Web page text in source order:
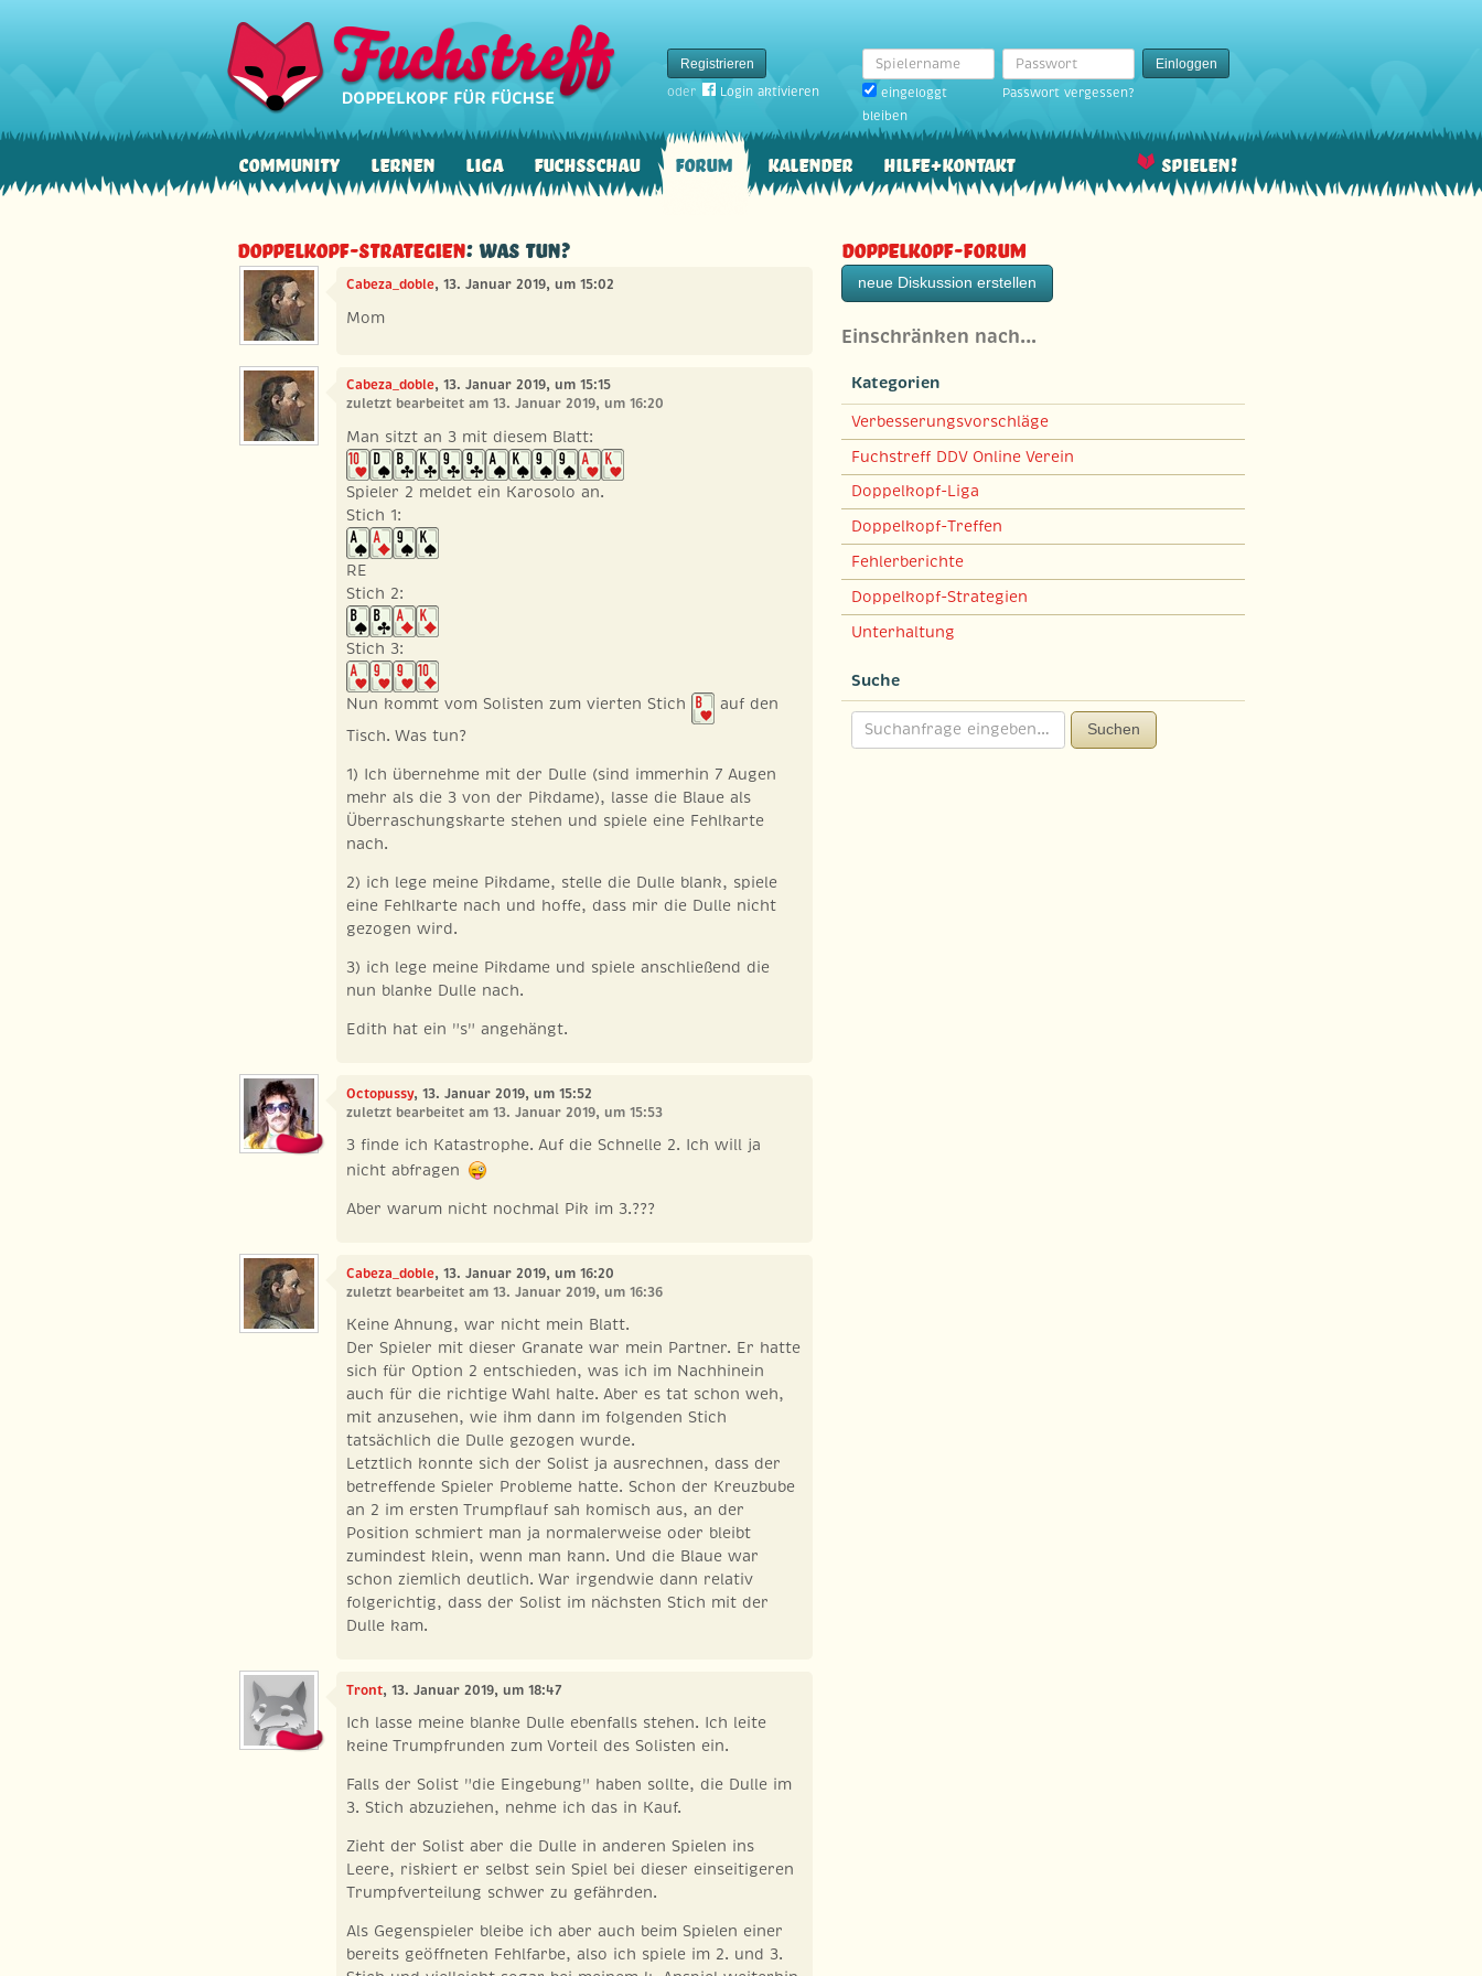
Registrieren
oder
Login aktivieren
Spielername
eingeloggt
bleiben
Passwort
Einloggen
Passwort vergessen?
Community Lernen Liga Fuchsschau Forum Kalender Hilfe+Kontakt Spielen!
Doppelkopf-Strategien: Was tun?
Cabeza_doble, 13. Januar 2019, um 15:02
Mom
Cabeza_doble, 13. Januar 2019, um 15:15
zuletzt bearbeitet am 13. Januar 2019, um 16:20
Man sitzt an 3 mit diesem Blatt:
Spieler 2 meldet ein Karosolo an.
Stich 1:
RE
Stich 2:
Stich 3:
Nun kommt vom Solisten zum vierten Stich
auf den
Tisch. Was tun?
1) Ich übernehme mit der Dulle (sind immerhin 7 Augen
mehr als die 3 von der Pikdame), lasse die Blaue als
Überraschungskarte stehen und spiele eine Fehlkarte
nach.
2) ich lege meine Pikdame, stelle die Dulle blank, spiele
eine Fehlkarte nach und hoffe, dass mir die Dulle nicht
gezogen wird.
3) ich lege meine Pikdame und spiele anschließend die
nun blanke Dulle nach.
Edith hat ein "s" angehängt.
Octopussy, 13. Januar 2019, um 15:52
zuletzt bearbeitet am 13. Januar 2019, um 15:53
3 finde ich Katastrophe. Auf die Schnelle 2. Ich will ja
nicht abfragen
Aber warum nicht nochmal Pik im 3.???
Cabeza_doble, 13. Januar 2019, um 16:20
zuletzt bearbeitet am 13. Januar 2019, um 16:36
Keine Ahnung, war nicht mein Blatt.
Der Spieler mit dieser Granate war mein Partner. Er hatte
sich für Option 2 entschieden, was ich im Nachhinein
auch für die richtige Wahl halte. Aber es tat schon weh,
mit anzusehen, wie ihm dann im folgenden Stich
tatsächlich die Dulle gezogen wurde.
Letztlich konnte sich der Solist ja ausrechnen, dass der
betreffende Spieler Probleme hatte. Schon der Kreuzbube
an 2 im ersten Trumpflauf sah komisch aus, an der
Position schmiert man ja normalerweise oder bleibt
zumindest klein, wenn man kann. Und die Blaue war
schon ziemlich deutlich. War irgendwie dann relativ
folgerichtig, dass der Solist im nächsten Stich mit der
Dulle kam.
Tront, 13. Januar 2019, um 18:47
Ich lasse meine blanke Dulle ebenfalls stehen. Ich leite
keine Trumpfrunden zum Vorteil des Solisten ein.
Falls der Solist "die Eingebung" haben sollte, die Dulle im
3. Stich abzuziehen, nehme ich das in Kauf.
Zieht der Solist aber die Dulle in anderen Spielen ins
Leere, riskiert er selbst sein Spiel bei dieser einseitigeren
Trumpfverteilung schwer zu gefährden.
Als Gegenspieler bleibe ich aber auch beim Spielen einer
bereits geöffneten Fehlfarbe, also ich spiele im 2. und 3.
Doppelkopf-Forum
neue Diskussion erstellen
Einschränken nach…
Kategorien
Verbesserungsvorschläge
Fuchstreff DDV Online Verein
Doppelkopf-Liga
Doppelkopf-Treffen
Fehlerberichte
Doppelkopf-Strategien
Unterhaltung
Suche
Suchen